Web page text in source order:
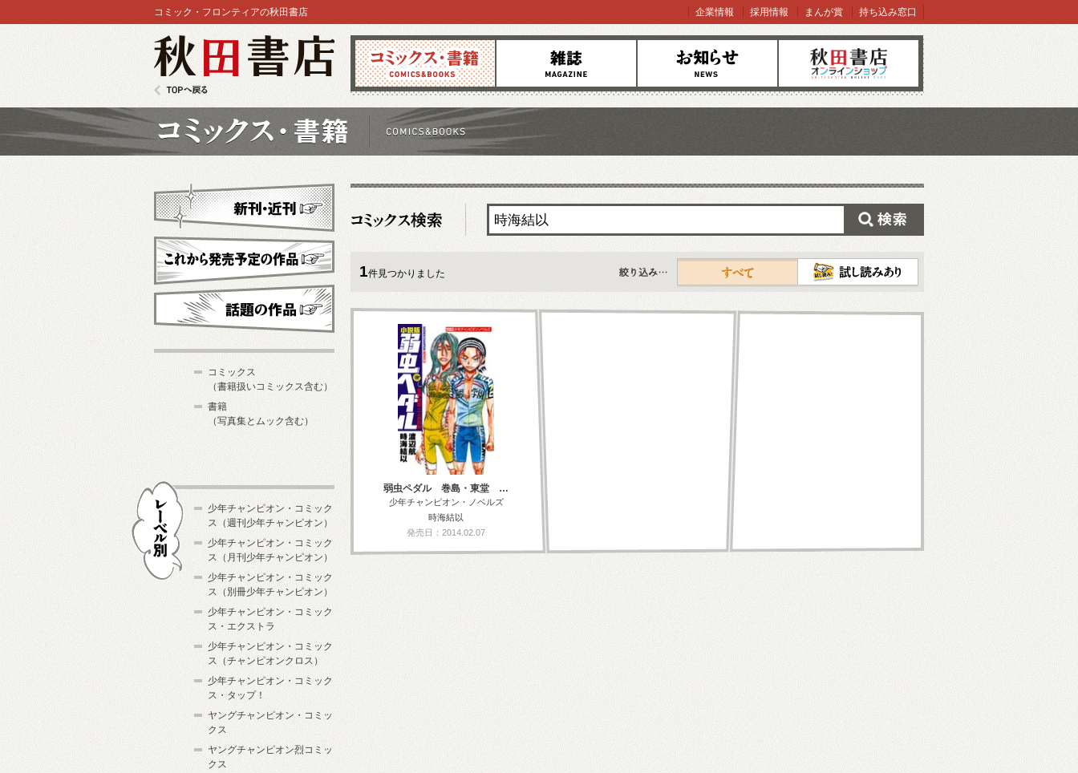
コミックス 雑誌 お知らせ オンラインショップ
コミック・フロンティアの秋田書店 企業情報 採用情報 まんが賞 持ち込み窓口
1件見つかりました
すべて
弱虫ペダル 巻島・東堂 …
少年チャンピオン・ノベルズ
時海結以
発売日：2014.02.07
新刊・近刊
これから発売予定
コミックス
（書籍扱いコミックス含む）
書籍
（写真集とムック含む）
少年チャンピオン・コミック
ス（週刊少年チャンピオン）
少年チャンピオン・コミック
ス（月刊少年チャンピオン）
少年チャンピオン・コミック
ス（別冊少年チャンピオン）
少年チャンピオン・コミック
ス・エクストラ
少年チャンピオン・コミック
ス（チャンピオンクロス）
少年チャンピオン・コミック
ス・タップ！
ヤングチャンピオン・コミッ
クス
ヤングチャンピオン烈コミッ
クス